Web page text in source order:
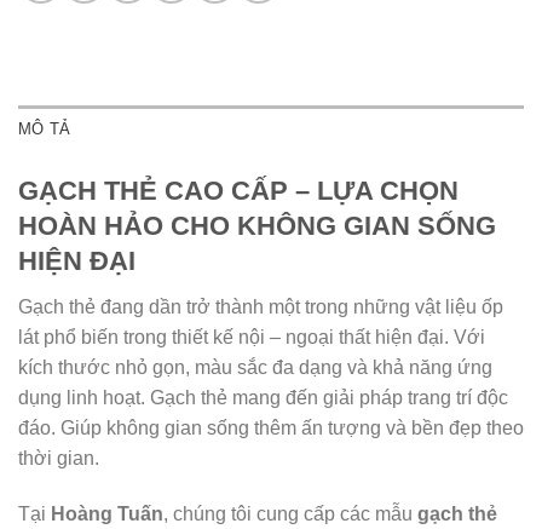
MÔ TẢ
GẠCH THẺ CAO CẤP – LỰA CHỌN
HOÀN HẢO CHO KHÔNG GIAN SỐNG
HIỆN ĐẠI
Gạch thẻ đang dần trở thành một trong những vật liệu ốp
lát phổ biến trong thiết kế nội – ngoại thất hiện đại. Với
kích thước nhỏ gọn, màu sắc đa dạng và khả năng ứng
dụng linh hoạt. Gạch thẻ mang đến giải pháp trang trí độc
đáo. Giúp không gian sống thêm ấn tượng và bền đẹp theo
thời gian.
Tại Hoàng Tuấn, chúng tôi cung cấp các mẫu gạch thẻ